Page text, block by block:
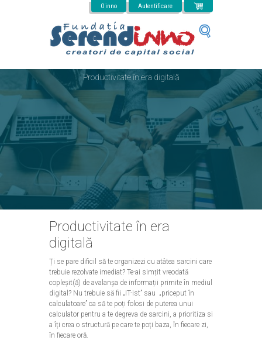
0 inno Autentificare
Productivitate în era digitală
Productivitate în era
digitală
Ți se pare dificil să te organizezi cu atâtea sarcini care
trebuie rezolvate imediat? Te-ai simțit vreodată
copleșit(ă) de avalanșa de informații primite în mediul
digital? Nu trebuie să fii „IT-ist” sau „priceput în
calculatoare” ca să te poți folosi de puterea unui
calculator pentru a te degreva de sarcini, a prioritiza si
a îți crea o structură pe care te poți baza, în fiecare zi,
în fiecare oră.